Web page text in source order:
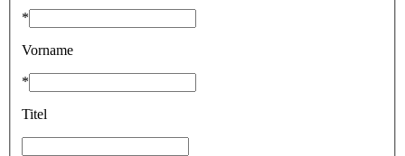
*
Vorname
*
Titel